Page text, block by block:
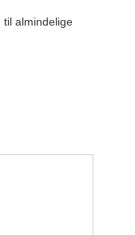
til almindelige